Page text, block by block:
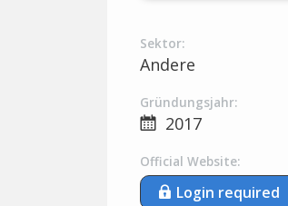
Sektor:
Andere
Gründungsjahr:
2017
Official Website:
Login required